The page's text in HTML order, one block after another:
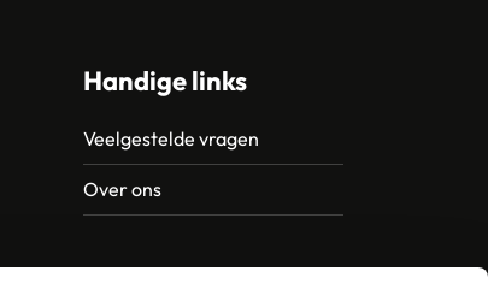
Handige links
Veelgestelde vragen
Over ons